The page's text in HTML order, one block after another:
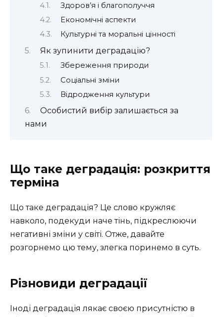
Здоров’я і благополуччя
Економічні аспекти
Культурні та моральні цінності
Як зупинити деградацію?
Збереження природи
Соціальні зміни
Відродження культури
Особистий вибір залишається за
нами
Що таке деградація: розкриття
терміна
Що таке деградація? Це слово кружляє
навколо, подекуди наче тінь, підкреслюючи
негативні зміни у світі. Отже, давайте
розгорнемо цю тему, злегка поринемо в суть.
Різновиди деградації
Іноді деградація лякає своєю присутністю в